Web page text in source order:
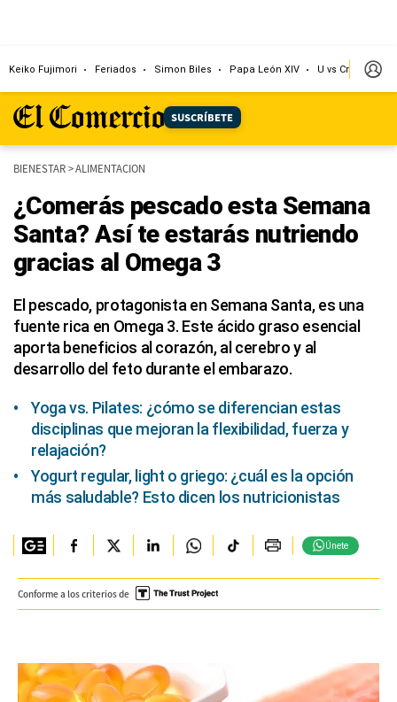
SUSCRÍBETE
Keiko Fujimori Feriados Simon Biles Papa León XIV U vs Cristal
BIENESTAR>ALIMENTACION
¿Comerás pescado esta Semana
Santa? Así te estarás nutriendo
gracias al Omega 3
El pescado, protagonista en Semana Santa, es una
fuente rica en Omega 3. Este ácido graso esencial
aporta beneficios al corazón, al cerebro y al
desarrollo del feto durante el embarazo.
Yoga vs. Pilates: ¿cómo se diferencian estas
disciplinas que mejoran la flexibilidad, fuerza y
relajación?
Yogurt regular, light o griego: ¿cuál es la opción
más saludable? Esto dicen los nutricionistas
Únete
Conforme a los criterios de